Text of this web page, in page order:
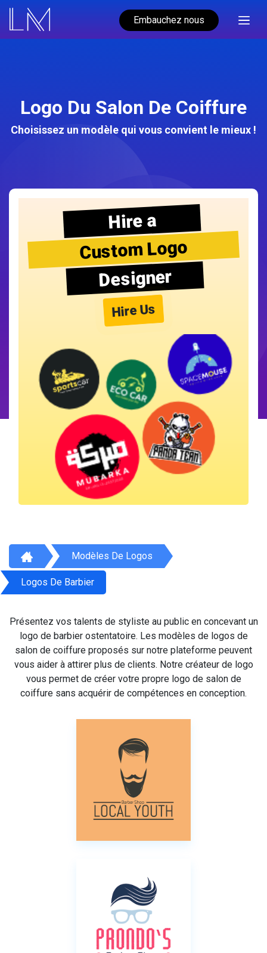
Embauchez nous
Logo Du Salon De Coiffure
Choisissez un modèle qui vous convient le mieux !
Hire a
Custom Logo
Designer
Hire Us
Modèles De Logos
Logos De Barbier
Présentez vos talents de styliste au public en concevant un
logo de barbier ostentatoire. Les modèles de logos de
salon de coiffure proposés sur notre plateforme peuvent
vous aider à attirer plus de clients. Notre créateur de logo
vous permet de créer votre propre logo de salon de
coiffure sans acquérir de compétences en conception.